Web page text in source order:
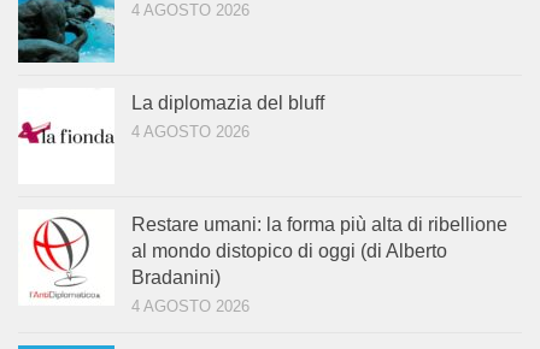
4 AGOSTO 2026
La diplomazia del bluff
4 AGOSTO 2026
Restare umani: la forma più alta di ribellione
al mondo distopico di oggi (di Alberto
Bradanini)
4 AGOSTO 2026